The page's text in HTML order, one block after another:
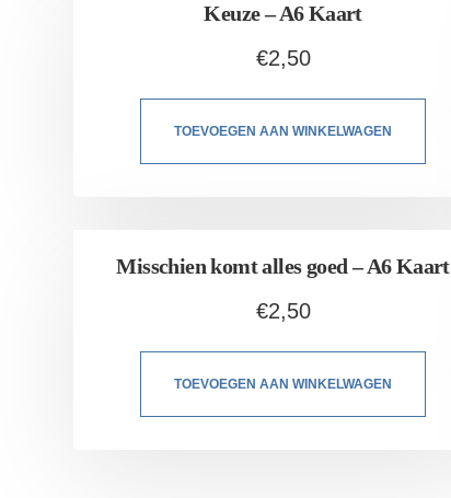
Keuze – A6 Kaart
€2,50
TOEVOEGEN AAN WINKELWAGEN
Misschien komt alles goed – A6 Kaart
€2,50
TOEVOEGEN AAN WINKELWAGEN